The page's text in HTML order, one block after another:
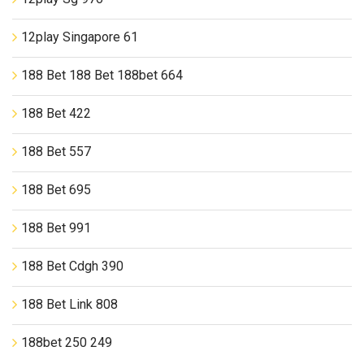
12play Singapore 61
188 Bet 188 Bet 188bet 664
188 Bet 422
188 Bet 557
188 Bet 695
188 Bet 991
188 Bet Cdgh 390
188 Bet Link 808
188bet 250 249